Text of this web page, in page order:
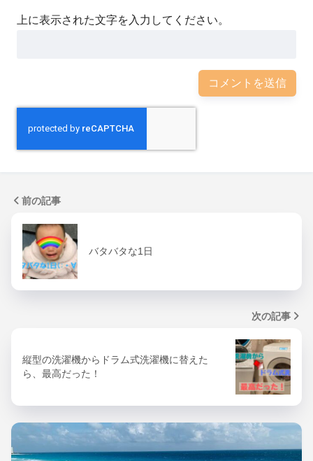
上に表示された文字を入力してください。
前の記事
バタバタな1日
次の記事
縦型の洗濯機からドラム式洗濯機に替えた
ら、最高だった！